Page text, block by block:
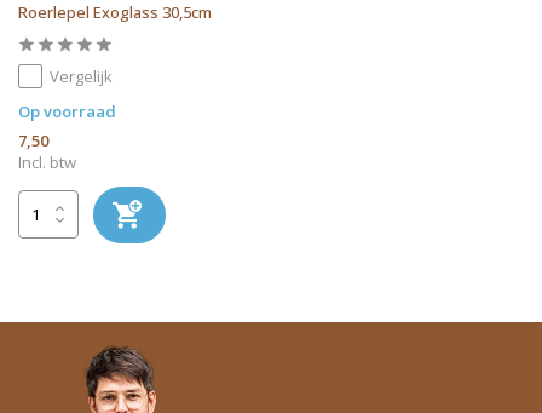
Roerlepel Exoglass 30,5cm
Vergelijk
Op voorraad
7,50
Incl. btw